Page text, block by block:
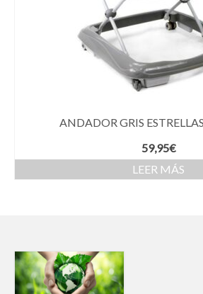
ANDADOR GRIS
59,95€
LEER MÁS